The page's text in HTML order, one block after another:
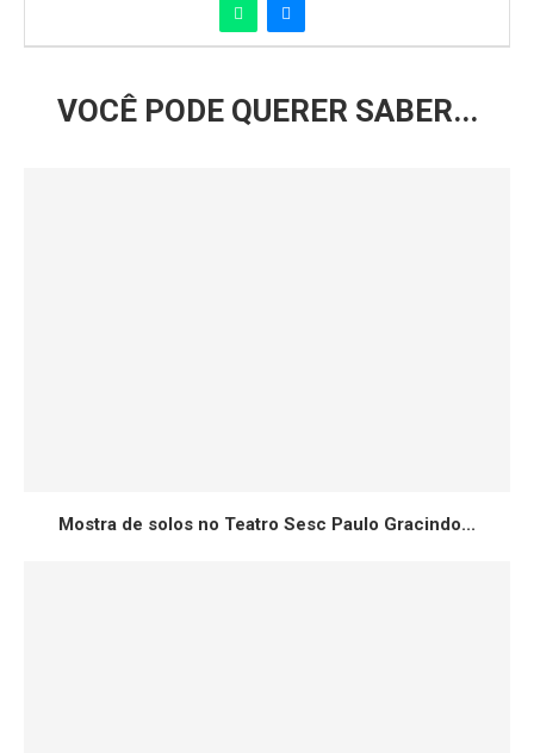
VOCÊ PODE QUERER SABER...
Mostra de solos no Teatro Sesc Paulo Gracindo...